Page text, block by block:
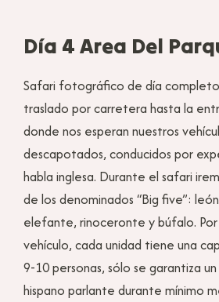
Día 4 Area Del
Safari fotográfico de día
traslado por carretera hasta la
donde nos esperan nuestros
descapotados, conducidos por
habla inglesa. Durante el safari
de los denominados “Big five”:
elefante, rinoceronte y búfalo.
vehículo, cada unidad tiene una
9-10 personas, sólo se garantiza
hispano parlante durante mínimo